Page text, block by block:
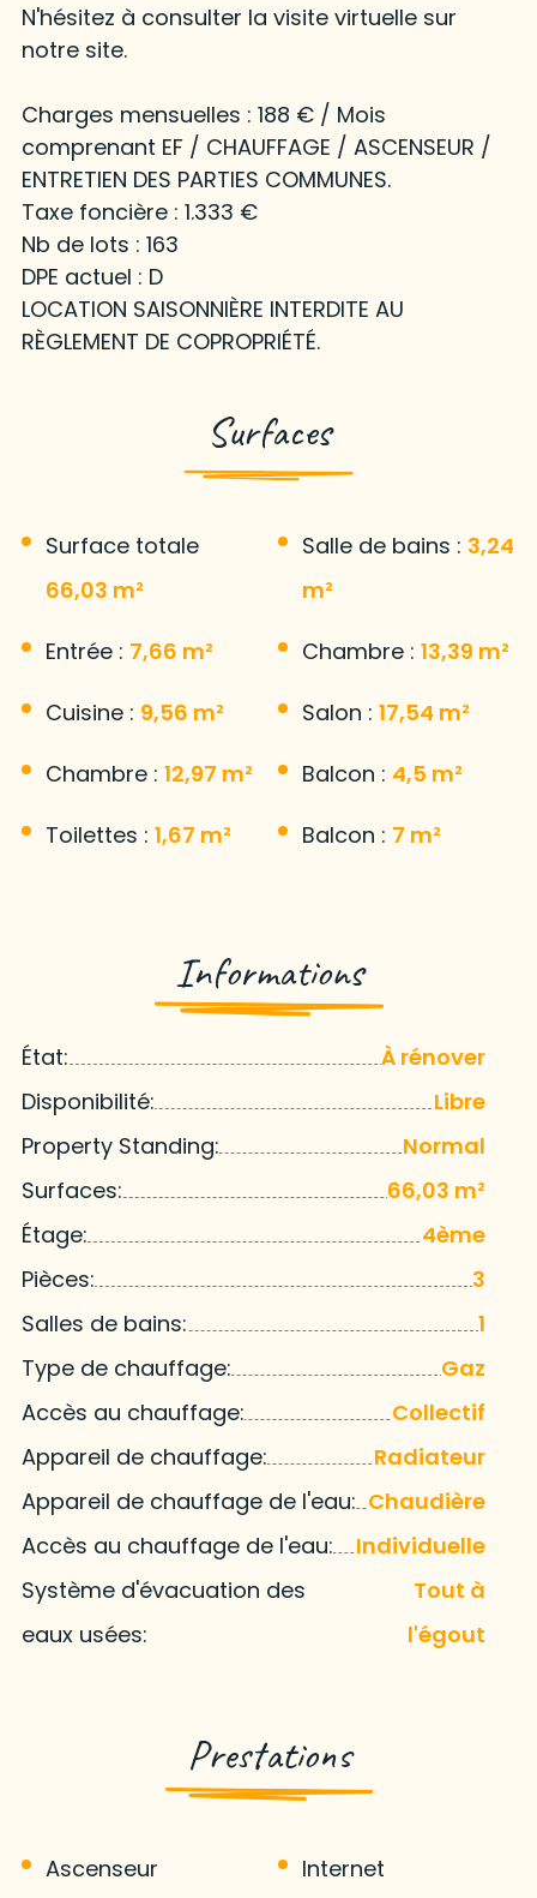
N'hésitez à consulter la visite virtuelle sur
notre site.
Charges mensuelles : 188 € / Mois
comprenant EF / CHAUFFAGE / ASCENSEUR /
ENTRETIEN DES PARTIES COMMUNES.
Taxe foncière : 1.333 €
Nb de lots : 163
DPE actuel : D
LOCATION SAISONNIÈRE INTERDITE AU
RÈGLEMENT DE COPROPRIÉTÉ.
Surfaces
Surface totale
66,03 m²
Entrée : 7,66 m²
Cuisine : 9,56 m²
Chambre : 12,97 m²
Toilettes : 1,67 m²
Salle de bains : 3,24
m²
Chambre : 13,39 m²
Salon : 17,54 m²
Balcon : 4,5 m²
Balcon : 7 m²
Informations
État:
À rénover
Disponibilité:
Libre
Property Standing:
Normal
Surfaces:
66,03 m²
Étage:
4ème
Pièces:
3
Salles de bains:
1
Type de chauffage:
Gaz
Accès au chauffage:
Collectif
Appareil de chauffage:
Radiateur
Appareil de chauffage de l'eau: Chaudière
Accès au chauffage de l'eau:
Individuelle
Système d'évacuation des
eaux usées:
Tout à
l'égout
Prestations
Ascenseur Internet